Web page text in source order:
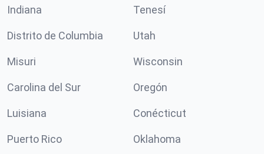
Indiana Tenesí
Distrito de Columbia Utah
Misuri Wisconsin
Carolina del Sur Oregón
Luisiana Conécticut
Puerto Rico Oklahoma